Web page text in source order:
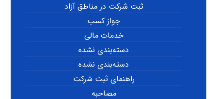
ثبت شرکت در مناطق آزاد
جواز کسب
خدمات مالی
دسته‌بندی نشده
دسته‌بندی نشده
راهنمای ثبت شرکت
مصاحبه